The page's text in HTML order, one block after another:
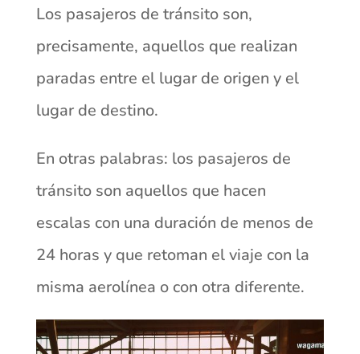
Los pasajeros de tránsito son,
precisamente, aquellos que realizan
paradas entre el lugar de origen y el
lugar de destino.
En otras palabras: los pasajeros de
tránsito son aquellos que hacen
escalas con una duración de menos de
24 horas y que retoman el viaje con la
misma aerolínea o con otra diferente.